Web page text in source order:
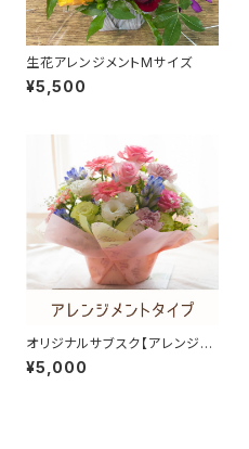
生花アレンジメントMサイズ
¥5,500
オリジナルサブスク【アレンジメ
ント月1回5,000円コース】
¥5,000